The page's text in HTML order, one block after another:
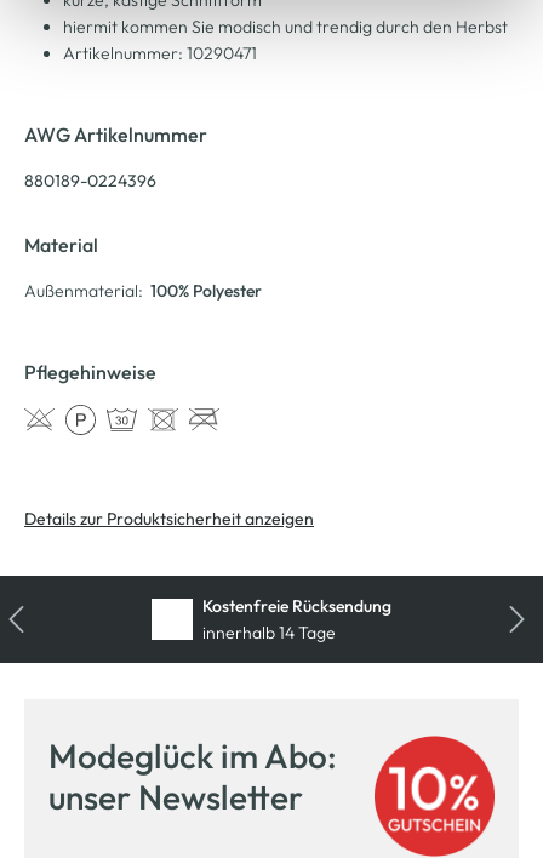
hiermit kommen Sie modisch und trendig durch den Herbst
Artikelnummer: 10290471
AWG Artikelnummer
880189-0224396
Material
Außenmaterial: 100% Polyester
Pflegehinweise
Details zur Produktsicherheit anzeigen
Kostenfreie Rücksendung
innerhalb 14 Tage
Modeglück im Abo:
unser Newsletter